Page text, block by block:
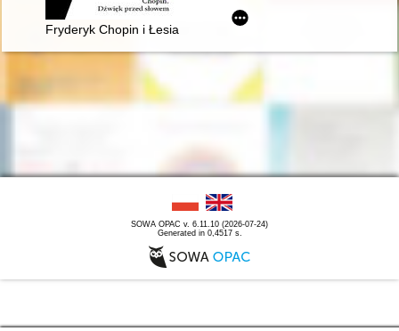
Fryderyk Chopin i Łesia Ukrainka : per me
SOWA OPAC v. 6.11.10 (2026-07-24)
Generated in 0,4517 s.